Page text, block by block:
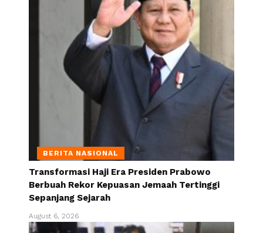
BERITA NASIONAL
Transformasi Haji Era Presiden Prabowo
Berbuah Rekor Kepuasan Jemaah Tertinggi
Sepanjang Sejarah
August 6, 2026